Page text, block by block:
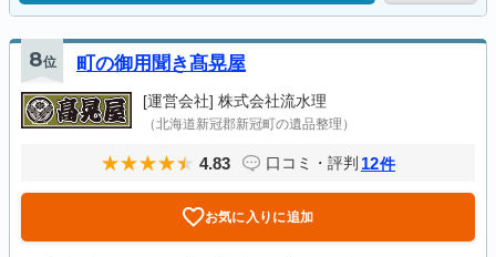
8位 町の御用聞き髙晃屋
[運営会社] 株式会社流水理
（北海道新冠郡新冠町の遺品整理）
4.83 口コミ・評判 12件
お気に入りに追加